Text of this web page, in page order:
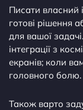
Писати власний
готові рішення
для вашої
інтеграції з
екранів; коли
головного болю.
Також варто